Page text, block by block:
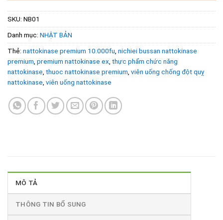
SKU: NB01
Danh mục: NHẬT BẢN
Thẻ: nattokinase premium 10.000fu nichiei bussan nattokinase
premium premium nattokinase ex thực phẩm chức năng
nattokinase thuoc nattokinase premium viên uống chống đột quỵ
nattokinase viên uống nattokinase
MÔ TẢ
THÔNG TIN BỔ SUNG